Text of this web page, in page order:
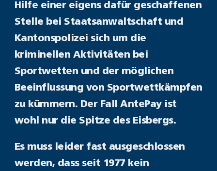
Hilfe einer eigens dafür geschaffenen
Stelle bei Staatsanwaltschaft und
Kantonspolizei sich um die
kriminellen Aktivitäten bei
Sportwetten und der möglichen
Beeinflussung von Sportwettkämpfen
zu kümmern. Der Fall AntePay ist
wohl nur die Spitze des Eisbergs.
Es muss leider fast ausgeschlossen
werden, dass seit 1977 kein